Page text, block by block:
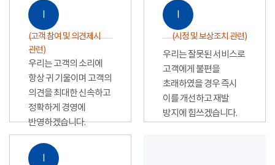
Ⅰ
(고객 참여 및 의견제시
관련)
우리는 고객의 소리에
항상 귀 기울이며 고객의
의견을 최대한 신속하고
정확하게 경영에
반영하겠습니다.
Ⅰ
(시정 및 보상조치 관련)
우리는 잘못된 서비스로
고객에게 불편을
초래하였을 경우 즉시
이를 개선하고 재발
방지에 힘쓰겠습니다.
Ⅰ